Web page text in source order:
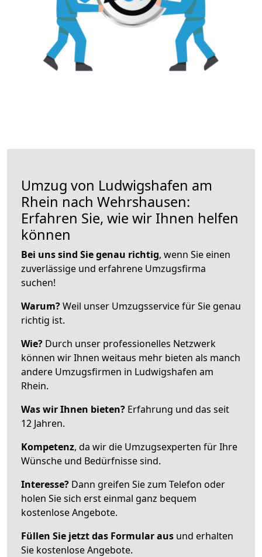
Umzug von Ludwigshafen am
Rhein nach Wehrshausen:
Erfahren Sie, wie wir Ihnen helfen
können
Bei uns sind Sie genau richtig, wenn Sie einen
zuverlässige und erfahrene Umzugsfirma
suchen!
Warum?Weil unser Umzugsservice für Sie genau
richtig ist.
Wie? Durch unser professionelles Netzwerk
können wir Ihnen weitaus mehr bieten als manch
andere Umzugsfirmen in Ludwigshafen am
Rhein.
Was wir Ihnen bieten? Erfahrung und das seit
12 Jahren.
Kompetenz, da wir die Umzugsexperten für Ihre
Wünsche und Bedürfnisse sind.
Interesse? Dann greifen Sie zum Telefon oder
holen Sie sich erst einmal ganz bequem
kostenlose Angebote.
Füllen Sie jetzt das Formular aus und erhalten
Sie kostenlose Angebote.